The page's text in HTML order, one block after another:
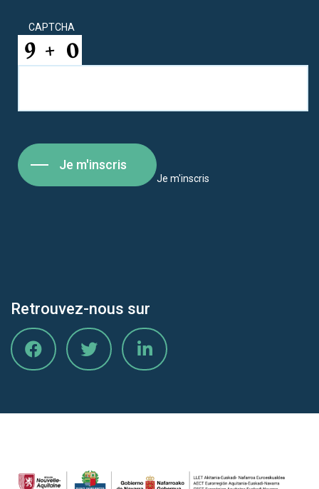
CAPTCHA
Je m'inscris
Je m'inscris
Retrouvez-nous sur